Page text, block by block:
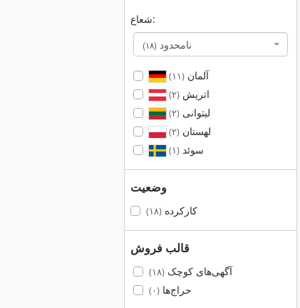
شعاع:
نامحدود (۱۸)
آلمان(۱۱)
اتریش(۲)
لیتوانی(۲)
لهستان(۲)
سوئد(۱)
وضعیت
کارکرده(۱۸)
قالب فروش
آگهی‌های کوچک(۱۸)
حراج‌ها(۰)
Grass Grass Bbm